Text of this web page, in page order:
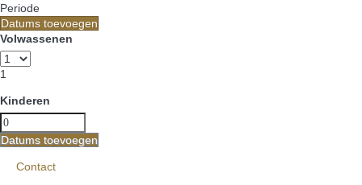
Periode
Datums toevoegen
Volwassenen
1
Kinderen
Datums toevoegen
Contact